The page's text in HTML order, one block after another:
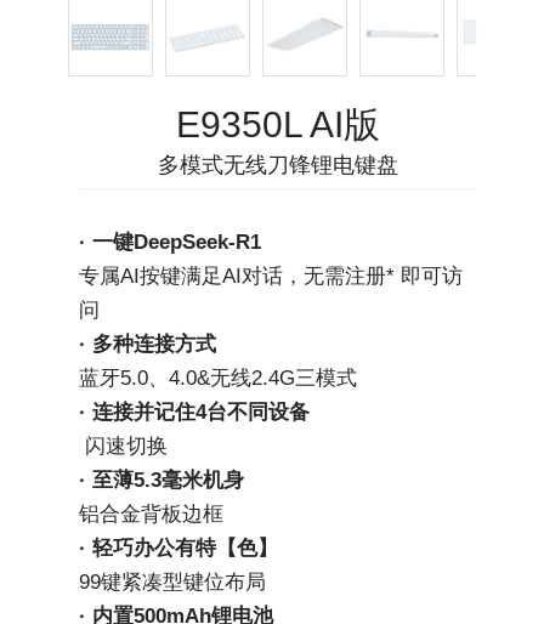
E9350L AI版
多模式无线刀锋锂电键盘
· 一键DeepSeek-R1
专属AI按键满足AI对话，无需注册* 即可访
问
· 多种连接方式
蓝牙5.0、4.0&无线2.4G三模式
· 连接并记住4台不同设备
闪速切换
· 至薄5.3毫米机身
铝合金背板边框
· 轻巧办公有特【色】
99键紧凑型键位布局
· 内置500mAh锂电池